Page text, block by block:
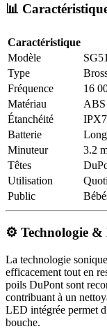
📊
Caractéristique
Modèle
Type
Fréquence
16
Matériau
ABS
Étanchéité
IPX7
Batterie
Minuteur
3.2
Têtes
Utilisation
Public
⚙️ Technologie &
La technologie
efficacement tout en
poils DuPont sont
contribuant à un
LED intégrée permet
bouche.